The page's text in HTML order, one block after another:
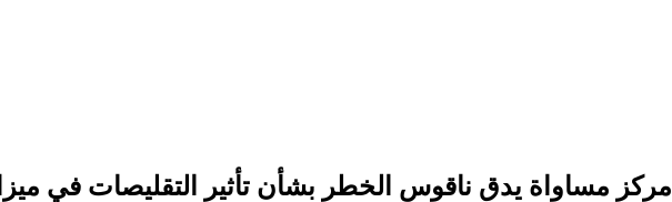
مركز مساواة يدق ناقوس الخطر بشأن تأثير التقليصات في ميزانية 2024 على المجتمع